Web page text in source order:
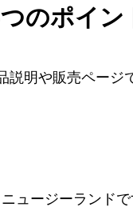
のポイン
明や販売ページ
ュージーランド